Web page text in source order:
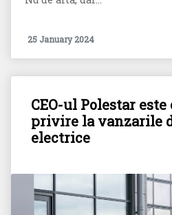
25 January 2024
CEO-ul Polestar
privire la vanzarile
electrice